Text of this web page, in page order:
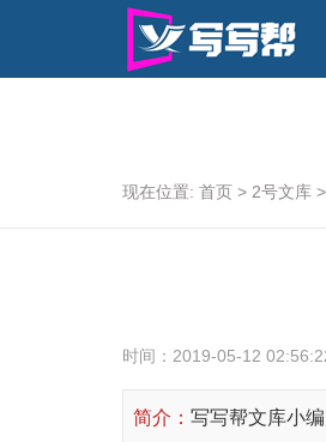
现在位置: 首页 > 2号文库 >
时间：2019-05-12
简介： 写写帮文库小